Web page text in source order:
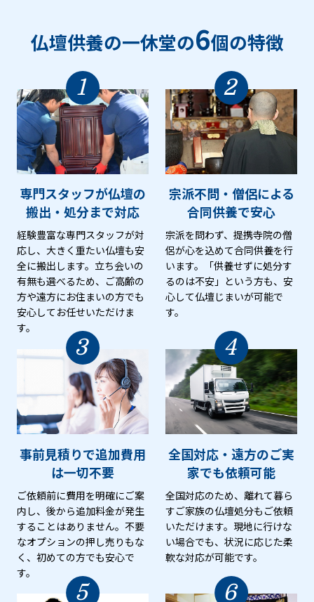
仏壇供養の一休堂の6個の特徴
1
専門スタッフが仏壇の
搬出・処分まで対応
経験豊富な専門スタッフが対
応し、大きく重たい仏壇も安
全に搬出します。立ち会いの
有無も選べるため、ご高齢の
方や遠方にお住まいの方でも
安心してお任せいただけま
す。
2
宗派不問・僧侶による
合同供養で安心
宗派を問わず、提携寺院の僧
侶が心を込めて合同供養を行
います。「供養せずに処分す
るのは不安」という方も、安
心して仏壇じまいが可能で
す。
3
事前見積りで追加費用
は一切不要
ご依頼前に費用を明確にご案
内し、後から追加料金が発生
することはありません。不要
なオプションの押し売りもな
く、初めての方でも安心で
す。
4
全国対応・遠方のご実
家でも依頼可能
全国対応のため、離れて暮ら
すご家族の仏壇処分もご依頼
いただけます。現地に行けな
い場合でも、状況に応じた柔
軟な対応が可能です。
5 6